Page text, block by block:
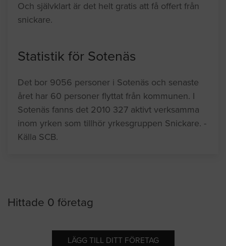
Och självklart är det helt gratis att få offert från
snickare.
Statistik för Sotenäs
Det bor 9056 personer i Sotenäs och senaste
året har 60 personer flyttat från kommunen. I
Sotenäs fanns det 2010 327 aktivt verksamma
inom yrken som tillhör yrkesgruppen Snickare. -
Källa SCB.
Hittade 0 företag
LÄGG TILL DITT FÖRETAG